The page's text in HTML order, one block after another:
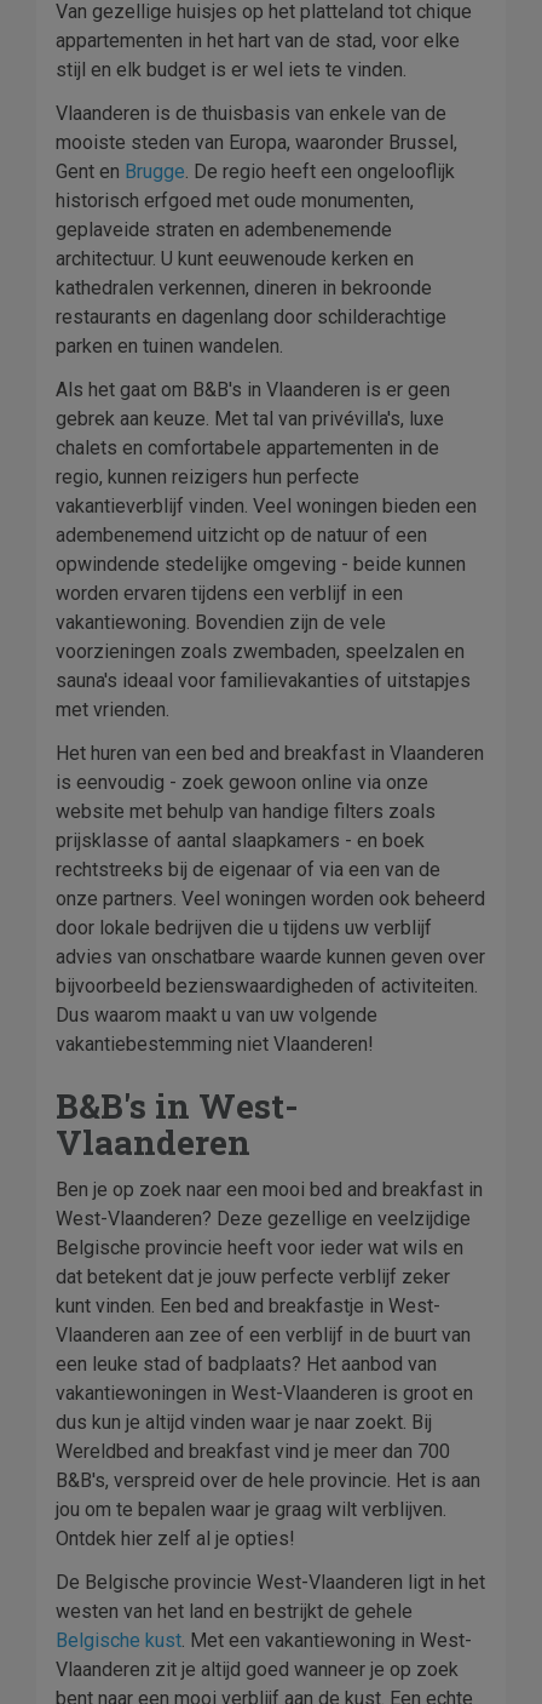
Van gezellige huisjes op het platteland tot chique
appartementen in het hart van de stad, voor elke
stijl en elk budget is er wel iets te vinden.
Vlaanderen is de thuisbasis van enkele van de
mooiste steden van Europa, waaronder Brussel,
Gent en Brugge. De regio heeft een ongelooflijk
historisch erfgoed met oude monumenten,
geplaveide straten en adembenemende
architectuur. U kunt eeuwenoude kerken en
kathedralen verkennen, dineren in bekroonde
restaurants en dagenlang door schilderachtige
parken en tuinen wandelen.
Als het gaat om B&B's in Vlaanderen is er geen
gebrek aan keuze. Met tal van privévilla's, luxe
chalets en comfortabele appartementen in de
regio, kunnen reizigers hun perfecte
vakantieverblijf vinden. Veel woningen bieden een
adembenemend uitzicht op de natuur of een
opwindende stedelijke omgeving - beide kunnen
worden ervaren tijdens een verblijf in een
vakantiewoning. Bovendien zijn de vele
voorzieningen zoals zwembaden, speelzalen en
sauna's ideaal voor familievakanties of uitstapjes
met vrienden.
Het huren van een bed and breakfast in Vlaanderen
is eenvoudig - zoek gewoon online via onze
website met behulp van handige filters zoals
prijsklasse of aantal slaapkamers - en boek
rechtstreeks bij de eigenaar of via een van de
onze partners. Veel woningen worden ook beheerd
door lokale bedrijven die u tijdens uw verblijf
advies van onschatbare waarde kunnen geven over
bijvoorbeeld bezienswaardigheden of activiteiten.
Dus waarom maakt u van uw volgende
vakantiebestemming niet Vlaanderen!
B&B's in West-
Vlaanderen
Ben je op zoek naar een mooi bed and breakfast in
West-Vlaanderen? Deze gezellige en veelzijdige
Belgische provincie heeft voor ieder wat wils en
dat betekent dat je jouw perfecte verblijf zeker
kunt vinden. Een bed and breakfastje in West-
Vlaanderen aan zee of een verblijf in de buurt van
een leuke stad of badplaats? Het aanbod van
vakantiewoningen in West-Vlaanderen is groot en
dus kun je altijd vinden waar je naar zoekt. Bij
Wereldbed and breakfast vind je meer dan 700
B&B's, verspreid over de hele provincie. Het is aan
jou om te bepalen waar je graag wilt verblijven.
Ontdek hier zelf al je opties!
De Belgische provincie West-Vlaanderen ligt in het
westen van het land en bestrijkt de gehele
Belgische kust. Met een vakantiewoning in West-
Vlaanderen zit je altijd goed wanneer je op zoek
bent naar een mooi verblijf aan de kust. Een echte